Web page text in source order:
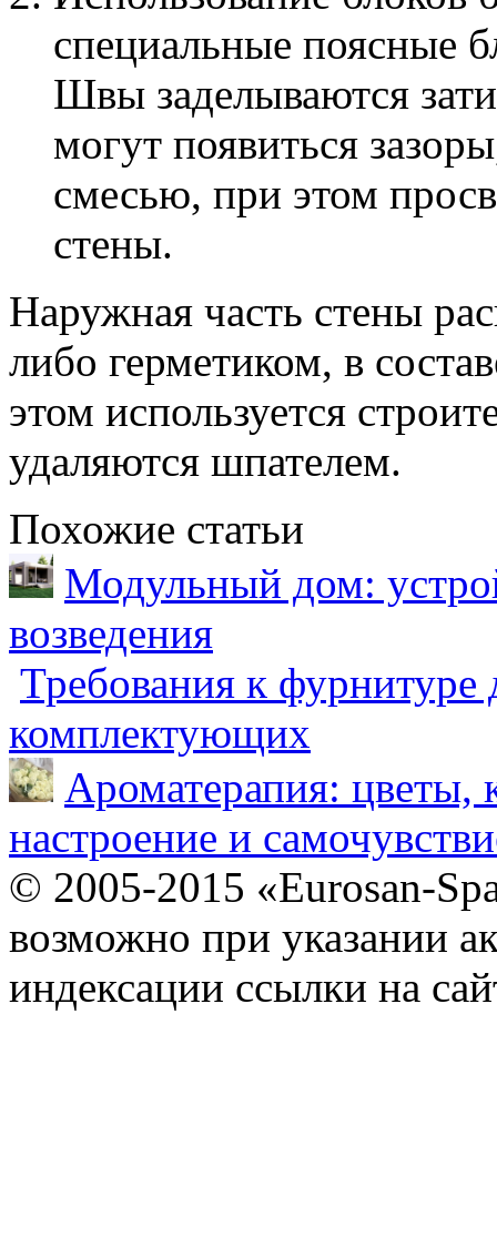
специальные поясные
Швы заделываются
могут появиться
смесью, при этом
стены.
Наружная часть стены
либо герметиком, в
этом используется
удаляются шпателем.
Похожие статьи
Модульный дом:
возведения
Требования к фурнитуре
комплектующих
Ароматерапия: цветы,
настроение и
© 2005-2015 «Eurosan-
возможно при указании
индексации ссылки на